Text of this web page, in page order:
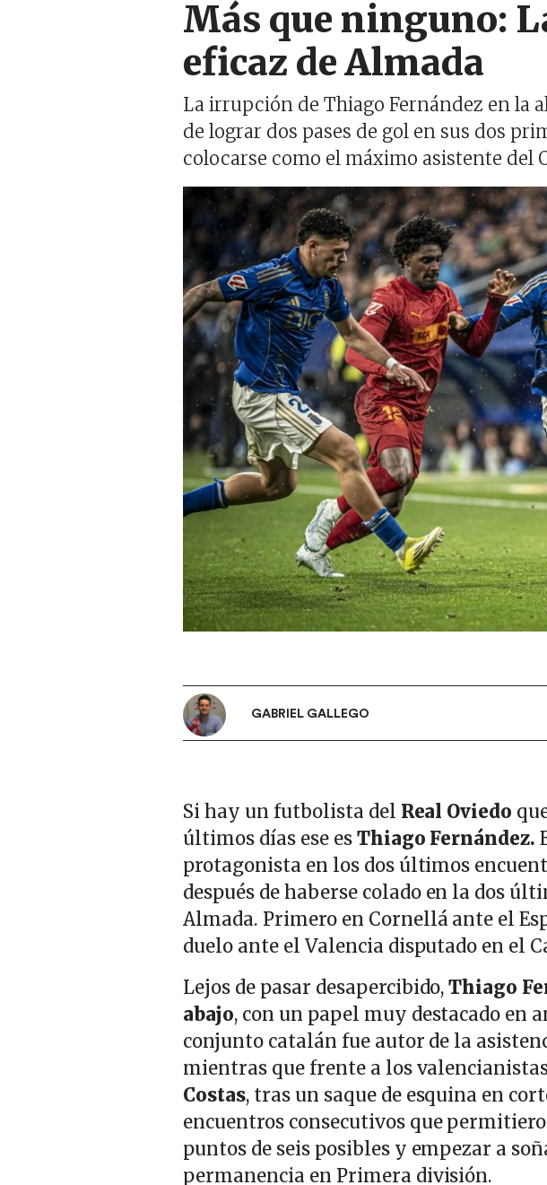
Más que ninguno:
eficaz de Almada
La irrupción de Thiago Fernández en la
de lograr dos pases de gol en sus dos
colocarse como el máximo asistente del
Imagen
GABRIEL GALLEGO
Si hay un futbolista del Real Oviedo
últimos días ese esThiago Fernández.
protagonista en los dos últimos
después de haberse colado en la dos
Almada. Primero en Cornellá ante el
duelo ante el Valencia disputado en el
Lejos de pasar desapercibido,Thiago
abajo, con un papel muy destacado en
conjunto catalán fue autor de la
mientras que frente a los
Costas, tras un saque de esquina en
encuentros consecutivos que
puntos de seis posibles y empezar a
permanencia en Primera división.